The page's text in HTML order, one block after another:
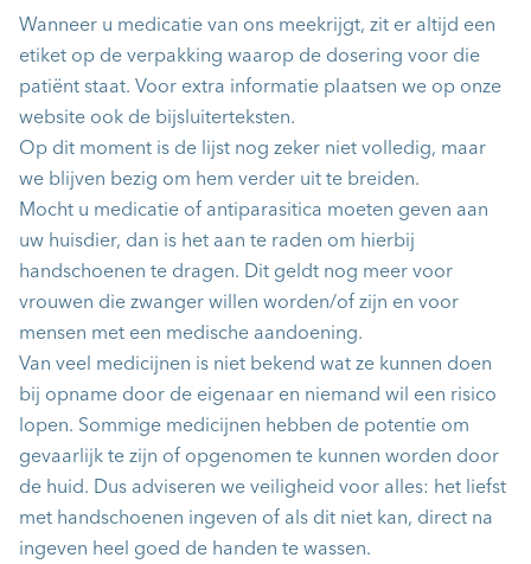
Wanneer u medicatie van ons meekrijgt, zit er altijd een
etiket op de verpakking waarop de dosering voor die
patiënt staat. Voor extra informatie plaatsen we op onze
website ook de bijsluiterteksten.
Op dit moment is de lijst nog zeker niet volledig, maar
we blijven bezig om hem verder uit te breiden.
Mocht u medicatie of antiparasitica moeten geven aan
uw huisdier, dan is het aan te raden om hierbij
handschoenen te dragen. Dit geldt nog meer voor
vrouwen die zwanger willen worden/of zijn en voor
mensen met een medische aandoening.
Van veel medicijnen is niet bekend wat ze kunnen doen
bij opname door de eigenaar en niemand wil een risico
lopen. Sommige medicijnen hebben de potentie om
gevaarlijk te zijn of opgenomen te kunnen worden door
de huid. Dus adviseren we veiligheid voor alles: het liefst
met handschoenen ingeven of als dit niet kan, direct na
ingeven heel goed de handen te wassen.